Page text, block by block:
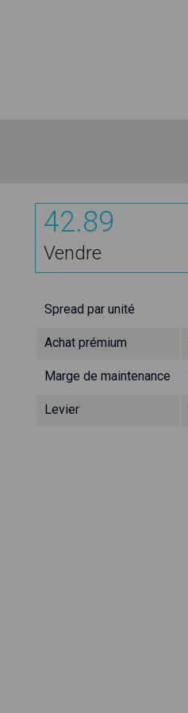
42.89
Vendre
Spread par unité
Achat prémium
Marge de maintenance
Levier